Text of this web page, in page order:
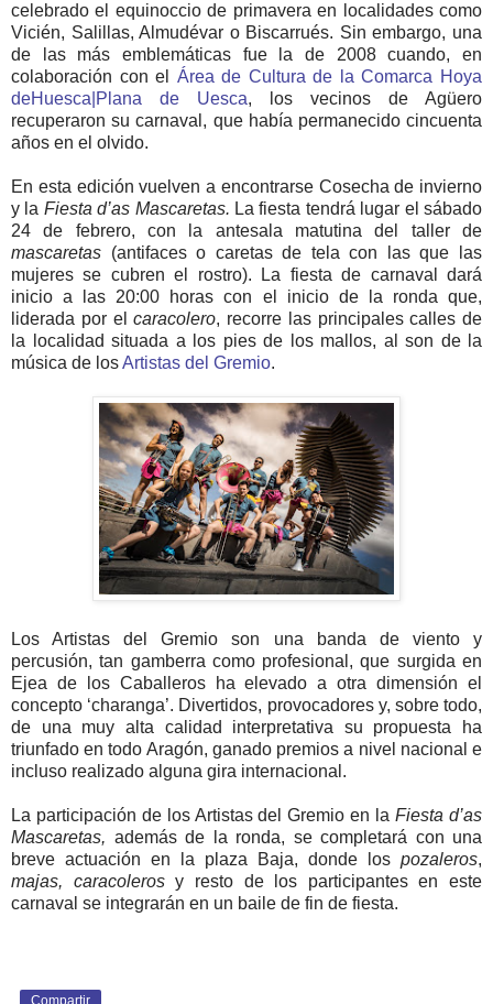
celebrado el equinoccio de primavera en localidades como
Vicién, Salillas, Almudévar o Biscarrués. Sin embargo, una
de las más emblemáticas fue la de 2008 cuando, en
colaboración con el Área de Cultura de la Comarca Hoya
deHuesca|Plana de Uesca, los vecinos de Agüero
recuperaron su carnaval, que había permanecido cincuenta
años en el olvido.
En esta edición vuelven a encontrarse Cosecha de invierno
y la Fiesta d’as Mascaretas. La fiesta tendrá lugar el sábado
24 de febrero, con la antesala matutina del taller de
mascaretas (antifaces o caretas de tela con las que las
mujeres se cubren el rostro). La fiesta de carnaval dará
inicio a las 20:00 horas con el inicio de la ronda que,
liderada por elcaracolero, recorre las principales calles de
la localidad situada a los pies de los mallos, al son de la
música de losArtistas del Gremio.
Los Artistas del Gremio son una banda de viento y
percusión, tan gamberra como profesional, que surgida en
Ejea de los Caballeros ha elevado a otra dimensión el
concepto ‘charanga’. Divertidos, provocadores y, sobre todo,
de una muy alta calidad interpretativa su propuesta ha
triunfado en todo Aragón, ganado premios a nivel nacional e
incluso realizado alguna gira internacional.
La participación de los Artistas del Gremio en laFiesta d’as
Mascaretas, además de la ronda, se completará con una
breve actuación en la plaza Baja, donde los pozaleros,
majas, caracolerosy resto de los participantes en este
carnaval se integrarán en un baile de fin de fiesta.